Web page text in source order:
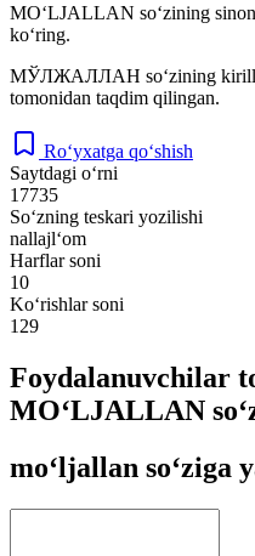
MO‘LJALLAN so‘zining
ko‘ring.
МЎЛЖАЛЛАН so‘zining
tomonidan taqdim qilingan.
Ro‘yxatga qo‘shish
Saytdagi o‘rni
17735
So‘zning teskari yozilishi
nallajl‘om
Harflar soni
10
Ko‘rishlar soni
129
Foydalanuvchilar
MO‘LJALLAN
mo‘ljallan so‘ziga